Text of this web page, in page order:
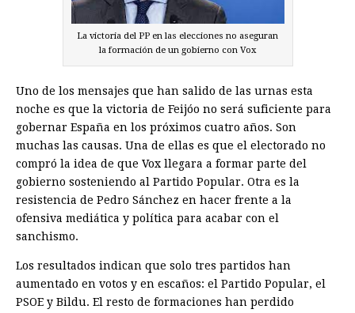
La victoria del PP en las elecciones no aseguran
la formación de un gobierno con Vox
Uno de los mensajes que han salido de las urnas esta
noche es que la victoria de Feijóo no será suficiente para
gobernar España en los próximos cuatro años. Son
muchas las causas. Una de ellas es que el electorado no
compró la idea de que Vox llegara a formar parte del
gobierno sosteniendo al Partido Popular. Otra es la
resistencia de Pedro Sánchez en hacer frente a la
ofensiva mediática y política para acabar con el
sanchismo.
Los resultados indican que solo tres partidos han
aumentado en votos y en escaños: el Partido Popular, el
PSOE y Bildu. El resto de formaciones han perdido